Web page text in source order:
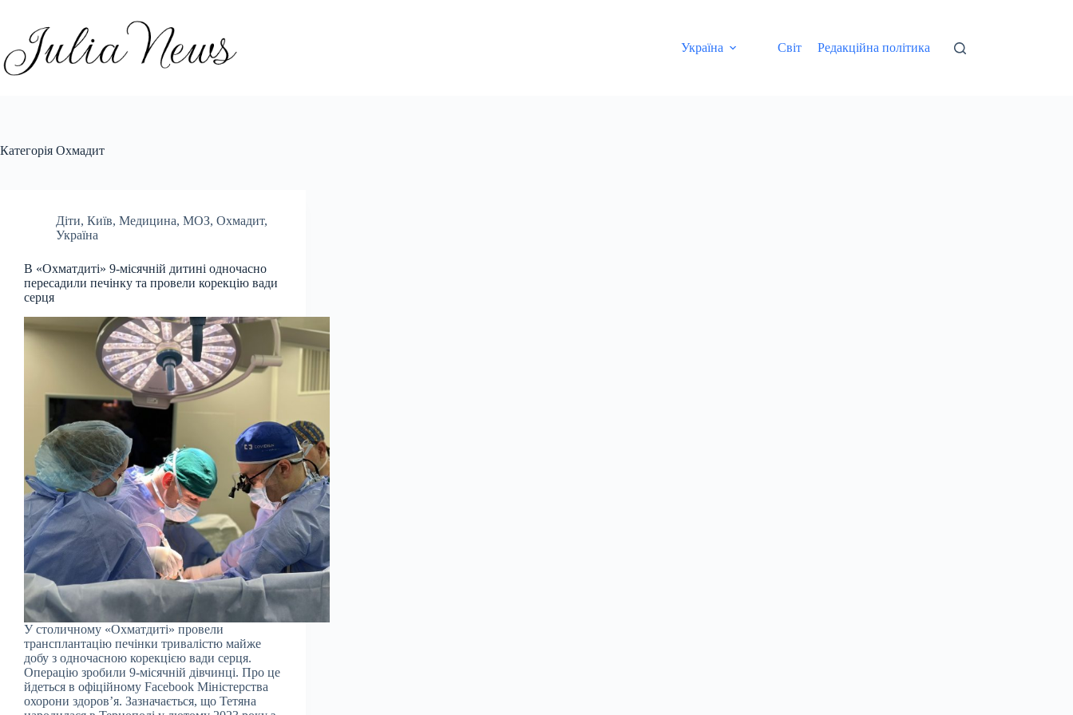
вмісту
Україна
Світ Редакційна політика
Категорія Охмадит
Діти, Київ, Медицина, МОЗ, Охмадит,
Україна
В «Охматдиті» 9-місячній дитині одночасно
пересадили печінку та провели корекцію вади
серця
У столичному «Охматдиті» провели
трансплантацію печінки тривалістю майже
добу з одночасною корекцією вади серця.
Операцію зробили 9-місячній дівчинці. Про це
йдеться в офіційному Facebook Міністерства
охорони здоров’я. Зазначається, що Тетяна